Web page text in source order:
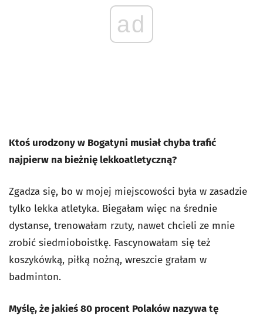
ad
Ktoś urodzony w Bogatyni musiał chyba trafić
najpierw na bieżnię lekkoatletyczną?
Zgadza się, bo w mojej miejscowości była w zasadzie
tylko lekka atletyka. Biegałam więc na średnie
dystanse, trenowałam rzuty, nawet chcieli ze mnie
zrobić siedmioboistkę. Fascynowałam się też
koszykówką, piłką nożną, wreszcie grałam w
badminton.
Myślę, że jakieś 80 procent Polaków nazywa tę